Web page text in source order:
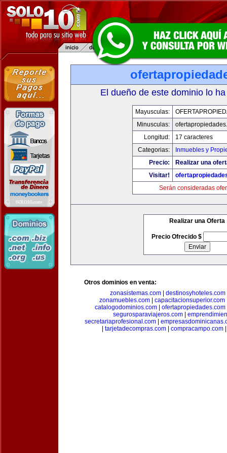
El dueño de este dominio lo
Mayusculas:
Minusculas:
Longitud:
17 caracteres
Categorias:
Inmuebles y
Precio:
Realizar una
Visitar!
Serán consideradas
Realizar una Oferta
Precio Ofrecido $
Otros dominios en venta:
zonasistemas.com| destinosyhoteles.com
zonamuebles.com| capacitacionsuperior.com
catalogodominios.com| ofertapropiedades.com
segurosparaviajeros.com
secretariaprofesional.com|
tarjetadecompras.com compracampo.com